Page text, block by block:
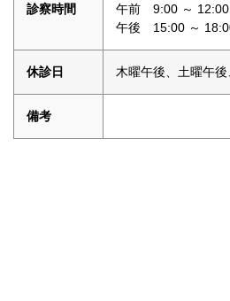
診察時間
午前 9:00 ～ 12:00
午後 15:00 ～
休診日 木曜午後、土曜午
備考